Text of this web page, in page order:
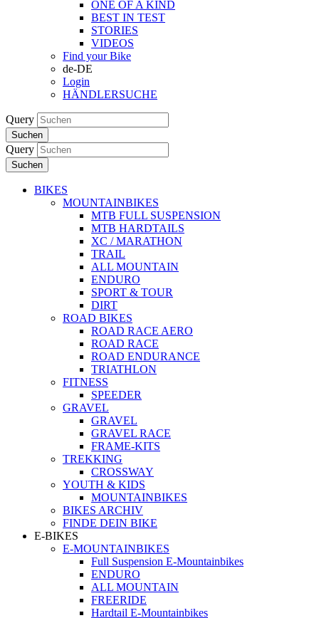
ONE OF A KIND
BEST IN TEST
STORIES
VIDEOS
Find your Bike
de-DE
Login
HÄNDLERSUCHE
Query
Suchen
Query
Suchen
BIKES
MOUNTAINBIKES
MTB FULL SUSPENSION
MTB HARDTAILS
XC / MARATHON
TRAIL
ALL MOUNTAIN
ENDURO
SPORT & TOUR
DIRT
ROAD BIKES
ROAD RACE AERO
ROAD RACE
ROAD ENDURANCE
TRIATHLON
FITNESS
SPEEDER
GRAVEL
GRAVEL
GRAVEL RACE
FRAME-KITS
TREKKING
CROSSWAY
YOUTH & KIDS
MOUNTAINBIKES
BIKES ARCHIV
FINDE DEIN BIKE
E-BIKES
E-MOUNTAINBIKES
Full Suspension E-Mountainbikes
ENDURO
ALL MOUNTAIN
FREERIDE
Hardtail E-Mountainbikes